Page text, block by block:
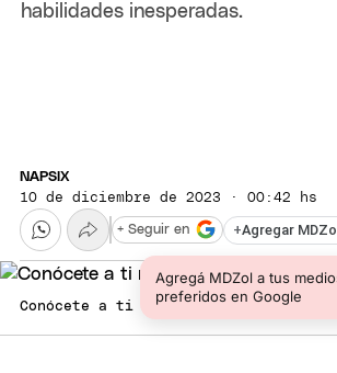
habilidades inesperadas.
NAPSIX
10 de diciembre de 2023 · 00:42 hs
+Agregar
Agregá MDZol a tus
preferidos en Google
+ Seguir en
Conócete a ti misma con una nueva